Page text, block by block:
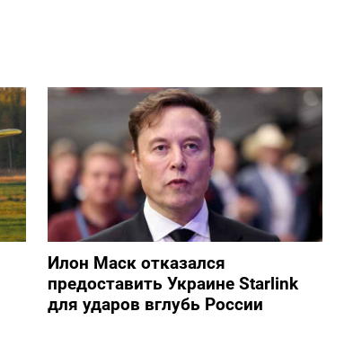
Илон Маск отказался
предоставить Украине Starlink
для ударов вглубь России